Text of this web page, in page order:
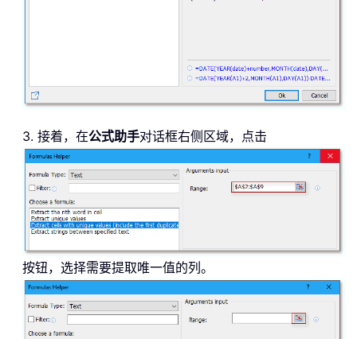
3. 接着，在公式助手对话框右侧区域，点击
按钮，选择需要提取唯一值的列。